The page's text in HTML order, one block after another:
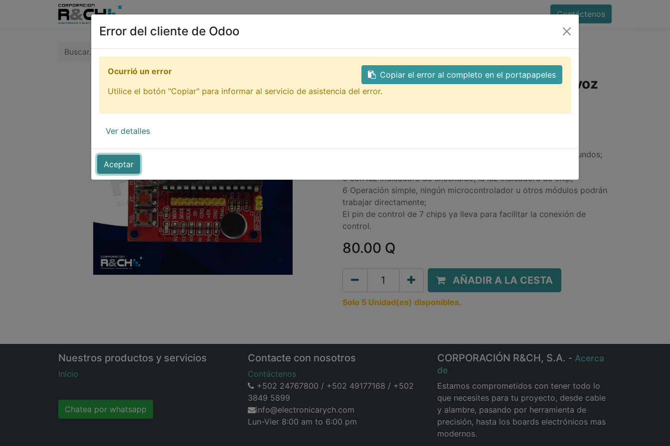
Inicio Tienda Tutoriales Contacto Contáctenos
GTQ
Todos los productos
MD-ISD1700 módulo grabador de voz serie ISD1760
MD-ISD1700 módulo grabador de voz
serie ISD1760
3 Tiempo de grabación: 6K a 75 segundos, 8K durante 60 segundos;
5 con luz indicadora de encendido, la luz indicadora de chip;
6 Operación simple, ningún microcontrolador u otros módulos podrán
trabajar directamente;
El pin de control de 7 chips ya lleva para facilitar la conexión de
control.
80.00 Q
AÑADIR A LA CESTA
Solo 5 Unidad(es) disponibles.
Nuestros productos y servicios
Inicio
Chatea por whatsapp
Contacte con nosotros
Contáctenos
+502 24767800 / +502 49177168 / +502
3849 5899
info@electronicarych.com
Lun-Vier 8:00 am to 6:00 pm
CORPORACIÓN R&CH, S.A. - Acerca
de
Estamos comprometidos con tener todo lo
que necesites para tu proyecto, desde cable
y alambre, pasando por herramienta de
precisión, hasta los boards electrónicos mas
modernos.
Error del cliente de Odoo
Aceptar
Copiar el error al completo en el portapapeles
Ocurrió un error
Utilice el botón "Copiar" para informar al servicio de asistencia del error.
Ver detalles